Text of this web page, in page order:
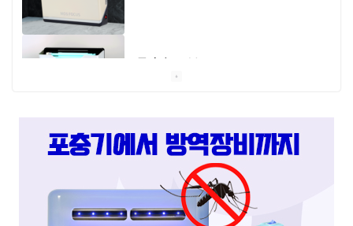
플라이 포커스
스마트캐치
스마트키퍼 UV LED 고급형